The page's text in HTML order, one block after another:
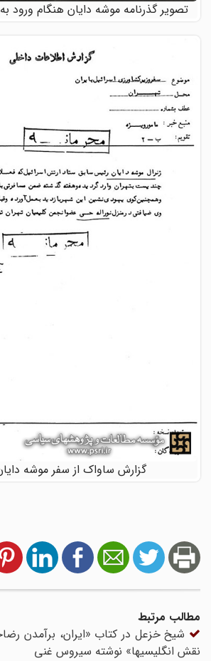
تصویر گذرنامه موشه دایان هنگام ورود به
گزارش ساواک از سفر موشه دایان
مطالب مرتبط
شیخ خزعل در کتاب «ایران، برآمدن
نقش انگلیسیها» نوشته سیروس غنی